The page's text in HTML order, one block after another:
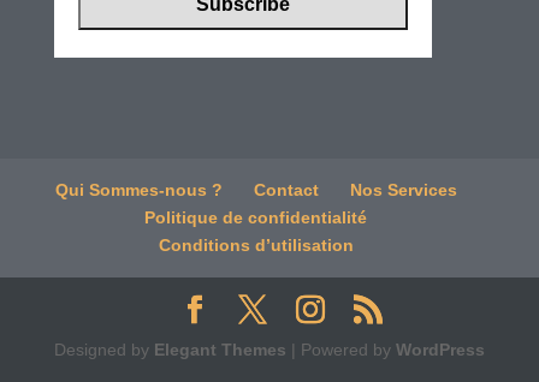
Qui Sommes-nous ? Contact
Nos Services
Politique de confidentialité
Conditions d’utilisation
Designed by Elegant Themes | Powered by WordPress